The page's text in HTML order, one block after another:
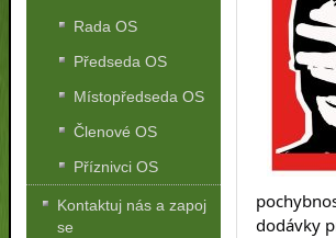
dodávky
Rada OS
Předseda OS
Místopředseda OS
Členové OS
Příznivci OS
Kontaktuj nás a zapoj
se